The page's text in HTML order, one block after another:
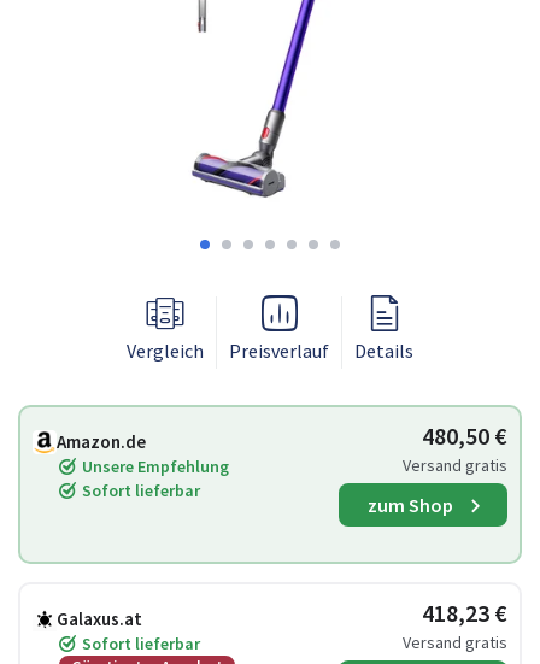
Vergleich Preisverlauf Details
Amazon.de
Unsere Empfehlung
Sofort lieferbar
480,50 €
Versand gratis
zum Shop
Galaxus.at
Sofort lieferbar
418,23 €
Versand gratis